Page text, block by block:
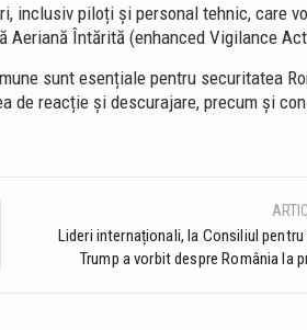
inclusiv piloți și personal tehnic, care
Aeriană Întărită (enhanced Vigilance
sunt esențiale pentru securitatea
de reacție și descurajare, precum și
Lideri internaționali, la Consiliul pentru
Trump a vorbit despre România la